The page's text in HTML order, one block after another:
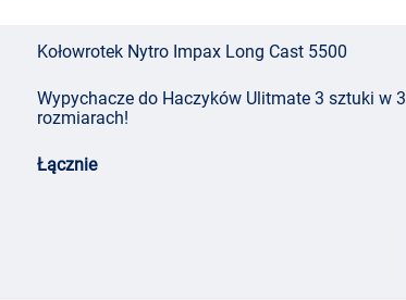
Kołowrotek Nytro Impax Long Cast 5500
Wypychacze do Haczyków Ulitmate 3 sztuki w 3
rozmiarach!
Łącznie